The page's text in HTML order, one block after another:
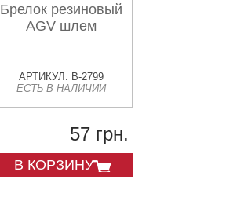
Брелок резиновый
AGV шлем
АРТИКУЛ: B-2799
ЕСТЬ В НАЛИЧИИ
57 грн.
В КОРЗИНУ